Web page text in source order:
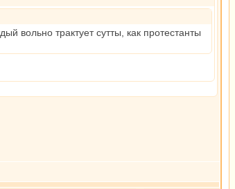
вольно трактует сутты, как протестанты